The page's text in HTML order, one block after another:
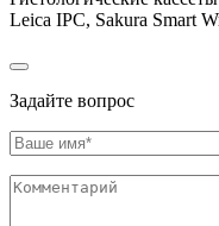
Leica IPC, Sakura Smart
Задайте вопрос